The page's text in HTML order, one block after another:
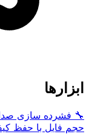
ابزارها
🔧 فشرده سازی
حجم فایل با حفظ